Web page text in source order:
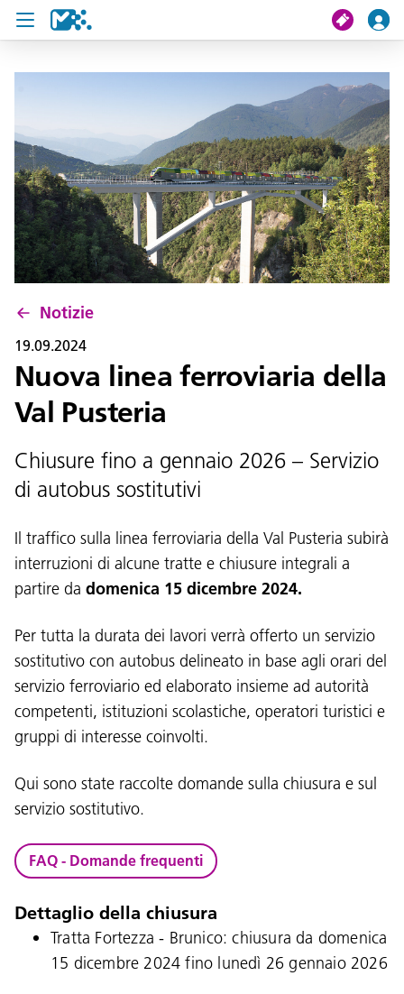
Cerca
Il mio viaggio
Ticket
Pass U19
Notizie
Progetti
Assistenza e contatto
Notizie
19.09.2024
Nuova linea ferroviaria della
Val Pusteria
Chiusure fino a gennaio 2026 – Servizio
di autobus sostitutivi
Il traffico sulla linea ferroviaria della Val Pusteria subirà
interruzioni di alcune tratte e chiusure integrali a
partire da domenica 15 dicembre 2024.
Per tutta la durata dei lavori verrà offerto un servizio
sostitutivo con autobus delineato in base agli orari del
servizio ferroviario ed elaborato insieme ad autorità
competenti, istituzioni scolastiche, operatori turistici e
gruppi di interesse coinvolti.
Qui sono state raccolte domande sulla chiusura e sul
servizio sostitutivo.
FAQ - Domande frequenti
Dettaglio della chiusura
Tratta Fortezza - Brunico: chiusura da domenica
15 dicembre 2024 fino lunedì 26 gennaio 2026